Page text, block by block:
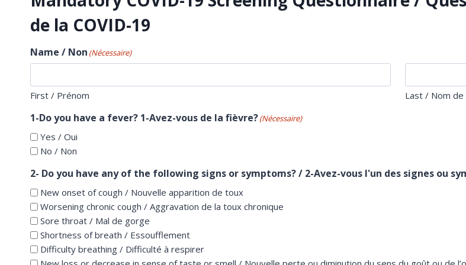
de la COVID-19
Name / Non (Nécessaire)
First / Prénom Last / Nom de
1-Do you have a fever? 1-Avez-vous de la fièvre?(Nécessaire)
Yes / Oui
No / Non
2- Do you have any of the following signs or symptoms? / 2-Avez-vous l'un des signes ou
New onset of cough / Nouvelle apparition de toux
Worsening chronic cough / Aggravation de la toux chronique
Sore throat / Mal de gorge
Shortness of breath / Essoufflement
Difficulty breathing / Difficulté à respirer